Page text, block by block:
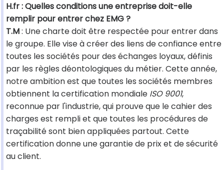
H.fr : Quelles conditions une entreprise doit-elle
remplir pour entrer chez EMG ?
T.M: Une charte doit être respectée pour entrer dans
le groupe. Elle vise à créer des liens de confiance entre
toutes les sociétés pour des échanges loyaux, définis
par les règles déontologiques du métier. Cette année,
notre ambition est que toutes les sociétés membres
obtiennent la certification mondiale ISO 9001,
reconnue par l'industrie, qui prouve que le cahier des
charges est rempli et que toutes les procédures de
traçabilité sont bien appliquées partout. Cette
certification donne une garantie de prix et de sécurité
au client.